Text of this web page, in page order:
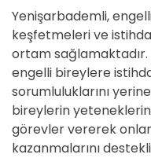
Yenişarbademli,
keşfetmeleri ve
ortam
engelli bireylere
sorumluluklarını
bireylerin
görevler vererek
kazanmalarını